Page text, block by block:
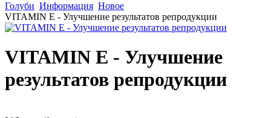
Голуби Информация Новое
VITAMIN E - Улучшение результатов репродукции
VITAMIN E - Улучшение
результатов репродукции